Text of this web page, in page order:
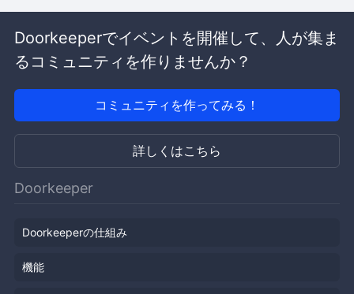
Doorkeeperでイベントを開催して、人が集ま
るコミュニティを作りませんか？
コミュニティを作ってみる！
詳しくはこちら
Doorkeeper
Doorkeeperの仕組み
機能